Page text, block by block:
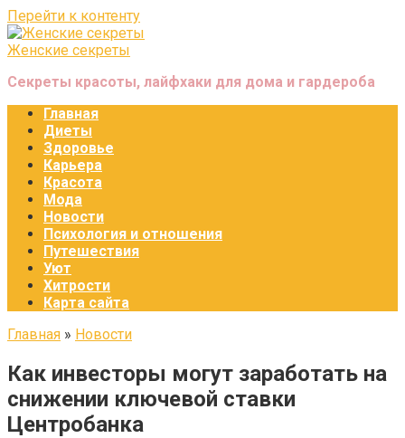
Перейти к контенту
Женские секреты
Секреты красоты, лайфхаки для дома и гардероба
Главная
Диеты
Здоровье
Карьера
Красота
Мода
Новости
Психология и отношения
Путешествия
Уют
Хитрости
Карта сайта
Главная » Новости
Как инвесторы могут заработать на
снижении ключевой ставки
Центробанка